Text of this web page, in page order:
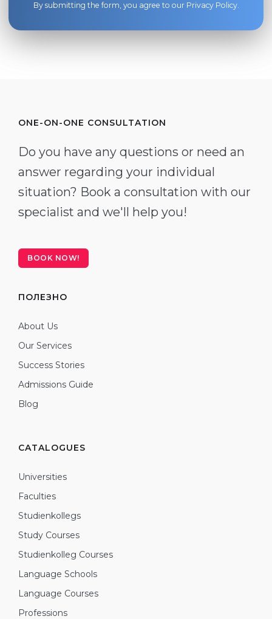
By submitting the form, you agree to our Privacy Policy.
ONE-ON-ONE CONSULTATION
Do you have any questions or need an
answer regarding your individual
situation? Book a consultation with our
specialist and we'll help you!
BOOK NOW!
ПОЛЕЗНО
About Us
Our Services
Success Stories
Admissions Guide
Blog
CATALOGUES
Universities
Faculties
Studienkollegs
Study Courses
Studienkolleg Courses
Language Schools
Language Courses
Professions